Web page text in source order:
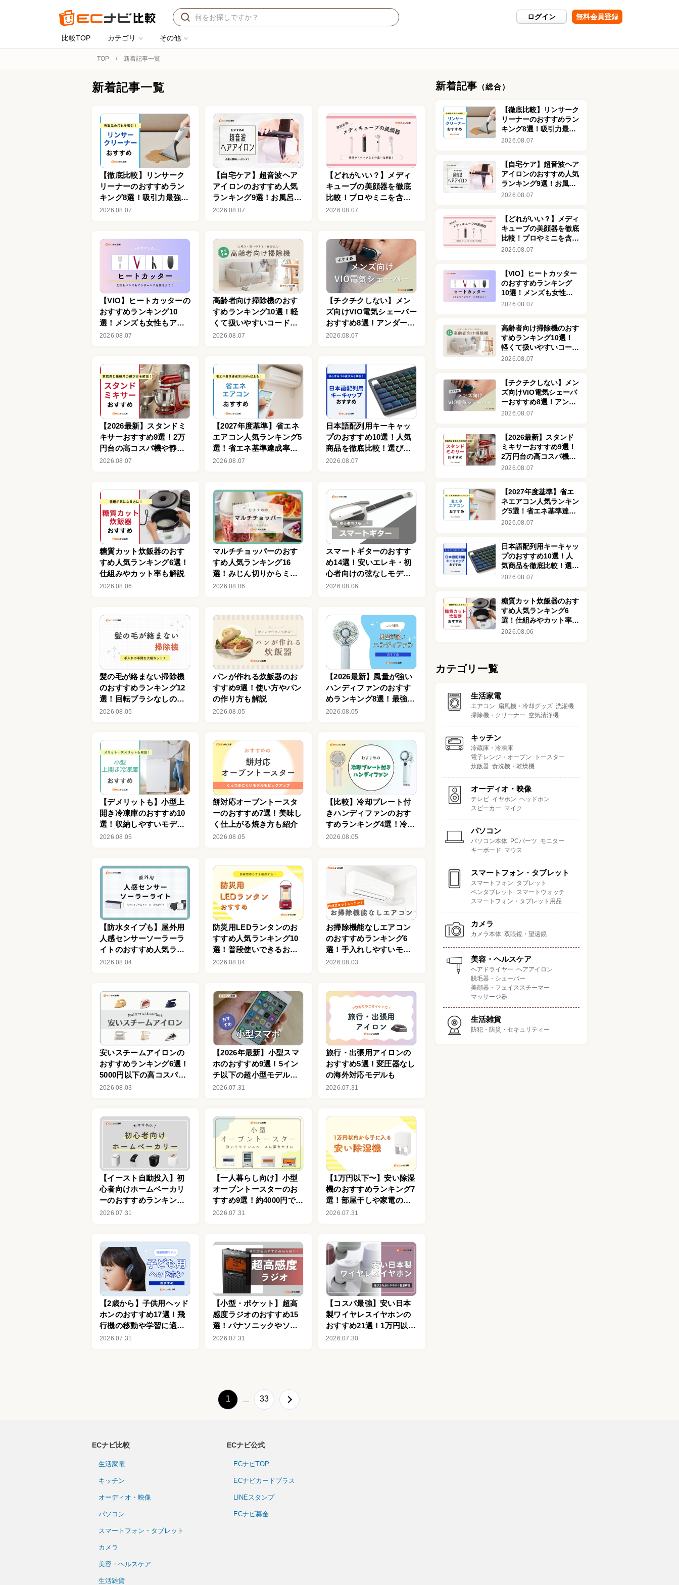
ログイン 無料会員登録
比較TOP カテゴリ その他
TOP 新着記事一覧
新着記事一覧
【徹底比較】リンサーク
リーナーのおすすめラン
キング8選！吸引力最強ク
ラスも
2026.08.07
【自宅ケア】超音波ヘア
アイロンのおすすめ人気
ランキング9選！お風呂で
使えてサラサラ髪へ
2026.08.07
【どれがいい？】メディ
キューブの美顔器を徹底
比較！プロやミニを含め
た7種類の違いを解説
2026.08.07
【VIO】ヒートカッターの
おすすめランキング10
選！メンズも女性もアン
ダーヘアを整えよう
2026.08.07
高齢者向け掃除機のおす
すめランキング10選！軽
くて扱いやすいコードレ
ス式が便利
2026.08.07
【チクチクしない】メン
ズ向けVIO電気シェーバー
おすすめ8選！アンダーヘ
アを清潔に整えよう
2026.08.07
【2026最新】スタンドミ
キサーおすすめ9選！2万
円台の高コスパ機や静音
モデルも
2026.08.07
【2027年度基準】省エネ
エアコン人気ランキング5
選！省エネ基準達成率
100％以上を厳選
2026.08.07
日本語配列用キーキャッ
プのおすすめ10選！人気
商品を徹底比較！選び方
も紹介
2026.08.07
糖質カット炊飯器のおす
すめ人気ランキング6選！
仕組みやカット率も解説
2026.08.06
マルチチョッパーのおす
すめ人気ランキング16
選！みじん切りからミン
チまでラクラク時短調理
2026.08.06
スマートギターのおすす
め14選！安いエレキ・初
心者向けの弦なしモデル
を紹介！デメリットも解
2026.08.06
髪の毛が絡まない掃除機
のおすすめランキング12
選！回転ブラシなしの商
品も
2026.08.05
パンが作れる炊飯器のお
すすめ9選！使い方やパン
の作り方も解説
2026.08.05
【2026最新】風量が強い
ハンディファンのおすす
めランキング8選！最強ク
ラスの強風モデルも
2026.08.05
【デメリットも】小型上
開き冷凍庫のおすすめ10
選！収納しやすいモデル
も
2026.08.05
餅対応オーブントースタ
ーのおすすめ7選！美味し
く仕上がる焼き方も紹介
2026.08.05
【比較】冷却プレート付
きハンディファンのおす
すめランキング4選！冷感
最強クラスの体感-25℃も
2026.08.05
【防水タイプも】屋外用
人感センサーソーラーラ
イトのおすすめ人気ラン
キング8選！おしゃれな商
2026.08.04
防災用LEDランタンのお
すすめ人気ランキング10
選！普段使いできるおし
ゃれな商品も
2026.08.04
お掃除機能なしエアコン
のおすすめランキング6
選！手入れしやすいモデ
ルを紹介
2026.08.03
安いスチームアイロンの
おすすめランキング6選！
5000円以下の高コスパ商
品を厳選
2026.08.03
【2026年最新】小型スマ
ホのおすすめ9選！5イン
チ以下の超小型モデルを
厳選してご紹介
2026.07.31
旅行・出張用アイロンの
おすすめ5選！変圧器なし
の海外対応モデルも
2026.07.31
【イースト自動投入】初
心者向けホームベーカリ
ーのおすすめランキング
76選！安い商品も
2026.07.31
【一人暮らし向け】小型
オーブントースターのお
すすめ9選！約4000円で買
える安い商品も
2026.07.31
【1万円以下〜】安い除湿
機のおすすめランキング7
選！部屋干しや家電の劣
化を防ぐ効果も解説
2026.07.31
【2歳から】子供用ヘッド
ホンのおすすめ17選！飛
行機の移動や学習に適し
たモデルを厳選
2026.07.31
【小型・ポケット】超高
感度ラジオのおすすめ15
選！パナソニックやソニ
ーの高音質モデルも比較
2026.07.31
【コスパ最強】安い日本
製ワイヤレスイヤホンの
おすすめ21選！1万円以下
を中心に紹介
2026.07.30
1 33
新着記事 （総合）
【徹底比較】リンサーク
リーナーのおすすめラン
キング8選！吸引力最強
クラスも
2026.08.07
【自宅ケア】超音波ヘア
アイロンのおすすめ人気
ランキング9選！お風呂
で使えてサラサラ髪へ
2026.08.07
【どれがいい？】メディ
キューブの美顔器を徹底
比較！プロやミニを含め
た7種類の違いを解説
2026.08.07
【VIO】ヒートカッター
のおすすめランキング
10選！メンズも女性も
アンダーヘアを整えよう
2026.08.07
高齢者向け掃除機のおす
すめランキング10選！
軽くて扱いやすいコード
レス式が便利
2026.08.07
【チクチクしない】メン
ズ向けVIO電気シェーバ
ーおすすめ8選！アンダ
ーヘアを清潔に整えよう
2026.08.07
【2026最新】スタンド
ミキサーおすすめ9選！
2万円台の高コスパ機や
静音モデルも
2026.08.07
【2027年度基準】省エ
ネエアコン人気ランキン
グ5選！省エネ基準達成
率100％以上を厳選
2026.08.07
日本語配列用キーキャッ
プのおすすめ10選！人
気商品を徹底比較！選び
方も紹介
2026.08.07
糖質カット炊飯器のおす
すめ人気ランキング6
選！仕組みやカット率も
解説
2026.08.06
カテゴリ一覧
生活家電
エアコン 扇風機・冷却グッズ 洗濯機
掃除機・クリーナー 空気清浄機
キッチン
冷蔵庫・冷凍庫
電子レンジ・オーブン
トースター
炊飯器 食洗機・乾燥機
オーディオ・映像
テレビ イヤホン ヘッドホン
スピーカー マイク
パソコン
パソコン本体 PCパーツ モニター
キーボード マウス
スマートフォン・タブレット
スマートフォン タブレット
ペンタブレット
スマートウォッチ
スマートフォン・タブレット用品
カメラ
カメラ本体 双眼鏡・望遠鏡
美容・ヘルスケア
ヘアドライヤー ヘアアイロン
脱毛器・シェーバー
美顔器・フェイススチーマー
マッサージ器
生活雑貨
防犯・防災・セキュリティー
ECナビ比較
生活家電
キッチン
オーディオ・映像
パソコン
スマートフォン・タブレット
カメラ
美容・ヘルスケア
生活雑貨
ECナビ公式
ECナビTOP
ECナビカードプラス
LINEスタンプ
ECナビ募金